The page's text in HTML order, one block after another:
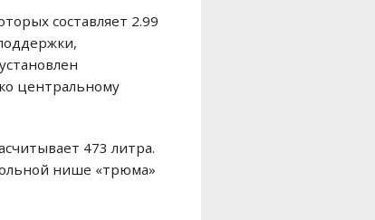
составляет 2.99
центральному
473 литра.
нише «трюма»